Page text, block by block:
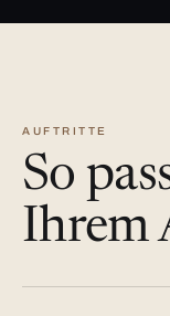
AUFTRITTE
So
Ihrem